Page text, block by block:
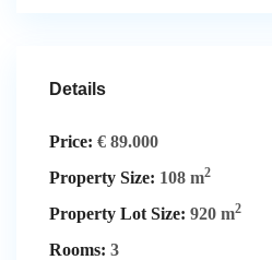
Details
Price: € 89.000
Property Size: 108 m2
Property Lot Size: 920 m2
Rooms: 3